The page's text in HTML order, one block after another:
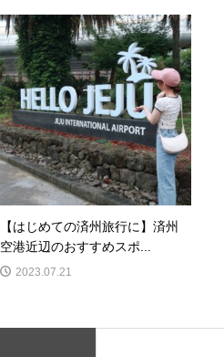
【はじめての済州旅行に】済州
空港近辺のおすすめスポ...
2023.07.21